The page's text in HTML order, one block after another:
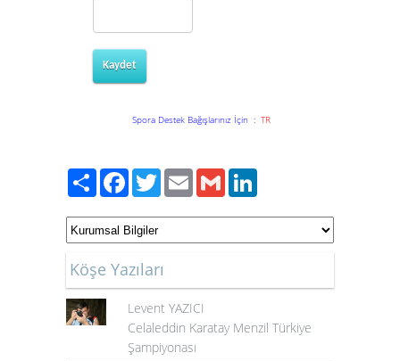
Kaydet
Spora Destek Bağışlarınız İçin : TR
PaylaşFacebook
TwitterEmailGmail
Köşe Yazıları
Levent YAZICI
Celaleddin Karatay Menzil Türkiye
Şampiyonası